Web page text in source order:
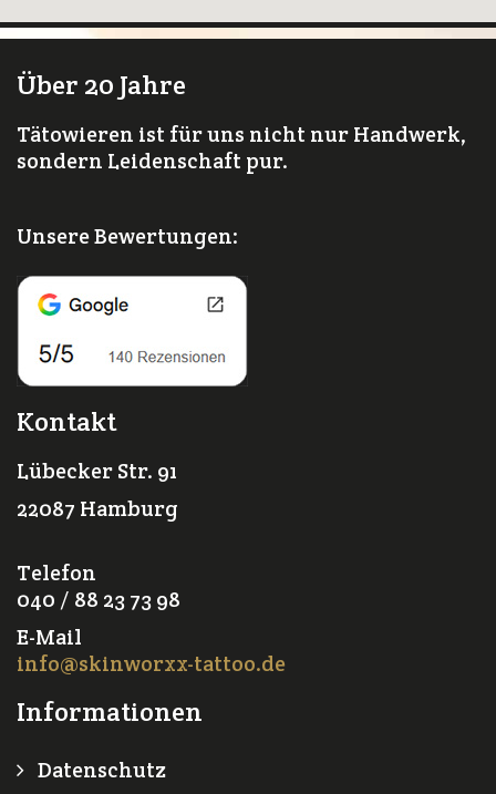
Über 20 Jahre
Tätowieren ist für uns nicht nur Handwerk,
sondern Leidenschaft pur.
Unsere Bewertungen:
Kontakt
Lübecker Str. 91
22087 Hamburg
Telefon
040 / 88 23 73 98
E-Mail
info@skinworxx-tattoo.de
Informationen
Datenschutz